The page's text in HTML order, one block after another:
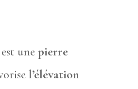
une pierre
l’élévation